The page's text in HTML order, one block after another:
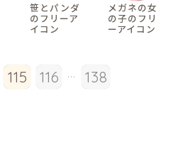
笹とパンダ
のフリーア
イコン
メガネの女
の子のフリ
ーアイコン
115 116 ... 138